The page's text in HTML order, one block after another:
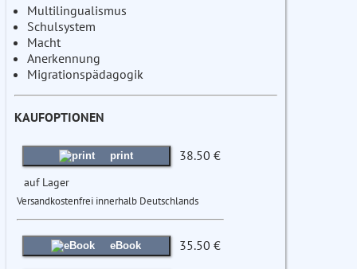
Multilingualismus
Schulsystem
Macht
Anerkennung
Migrationspädagogik
KAUFOPTIONEN
print 38.50 €
auf Lager
Versandkostenfrei innerhalb Deutschlands
eBook 35.50 €